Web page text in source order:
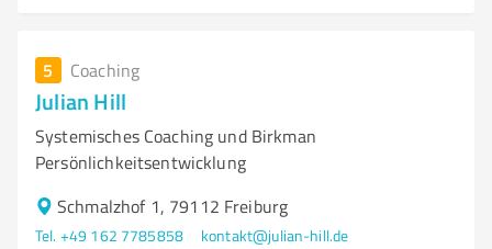
5 Coaching
Julian Hill
Systemisches Coaching und Birkman
Persönlichkeitsentwicklung
Schmalzhof 1, 79112 Freiburg
Tel. +49 162 7785858
kontakt@julian-hill.de